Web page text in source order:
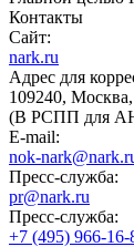
Контакты
Сайт:
nark.ru
Адрес для
109240,
(В РСПП для
E-mail:
nok-
Пресс-служба:
pr@nark.ru
Пресс-служба:
+7 (495) 966-16-